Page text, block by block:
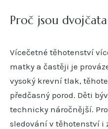
Proč jsou
Vícečetné těhotenství
matky a častěji je
vysoký krevní tlak,
předčasný porod. Děti
technicky náročnější.
sledování v těhotenství i